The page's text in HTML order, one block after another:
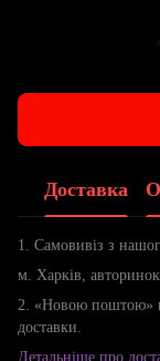
Доставка
1. Самовивіз з
м. Харків,
2. «Новою поштою»
доставки.
Детальніше про